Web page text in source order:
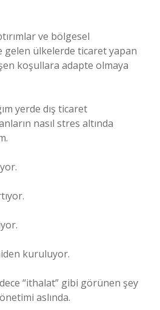
ve bölgesel
gelen ülkelerde ticaret yapan
koşullara adapte olmaya
yerde dış ticaret
nasıl stres altında
kuruluyor.
“ithalat” gibi görünen şey
aslında.